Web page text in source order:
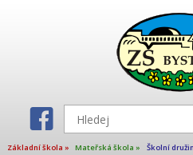
Základní škola » Mateřská škola » Školní